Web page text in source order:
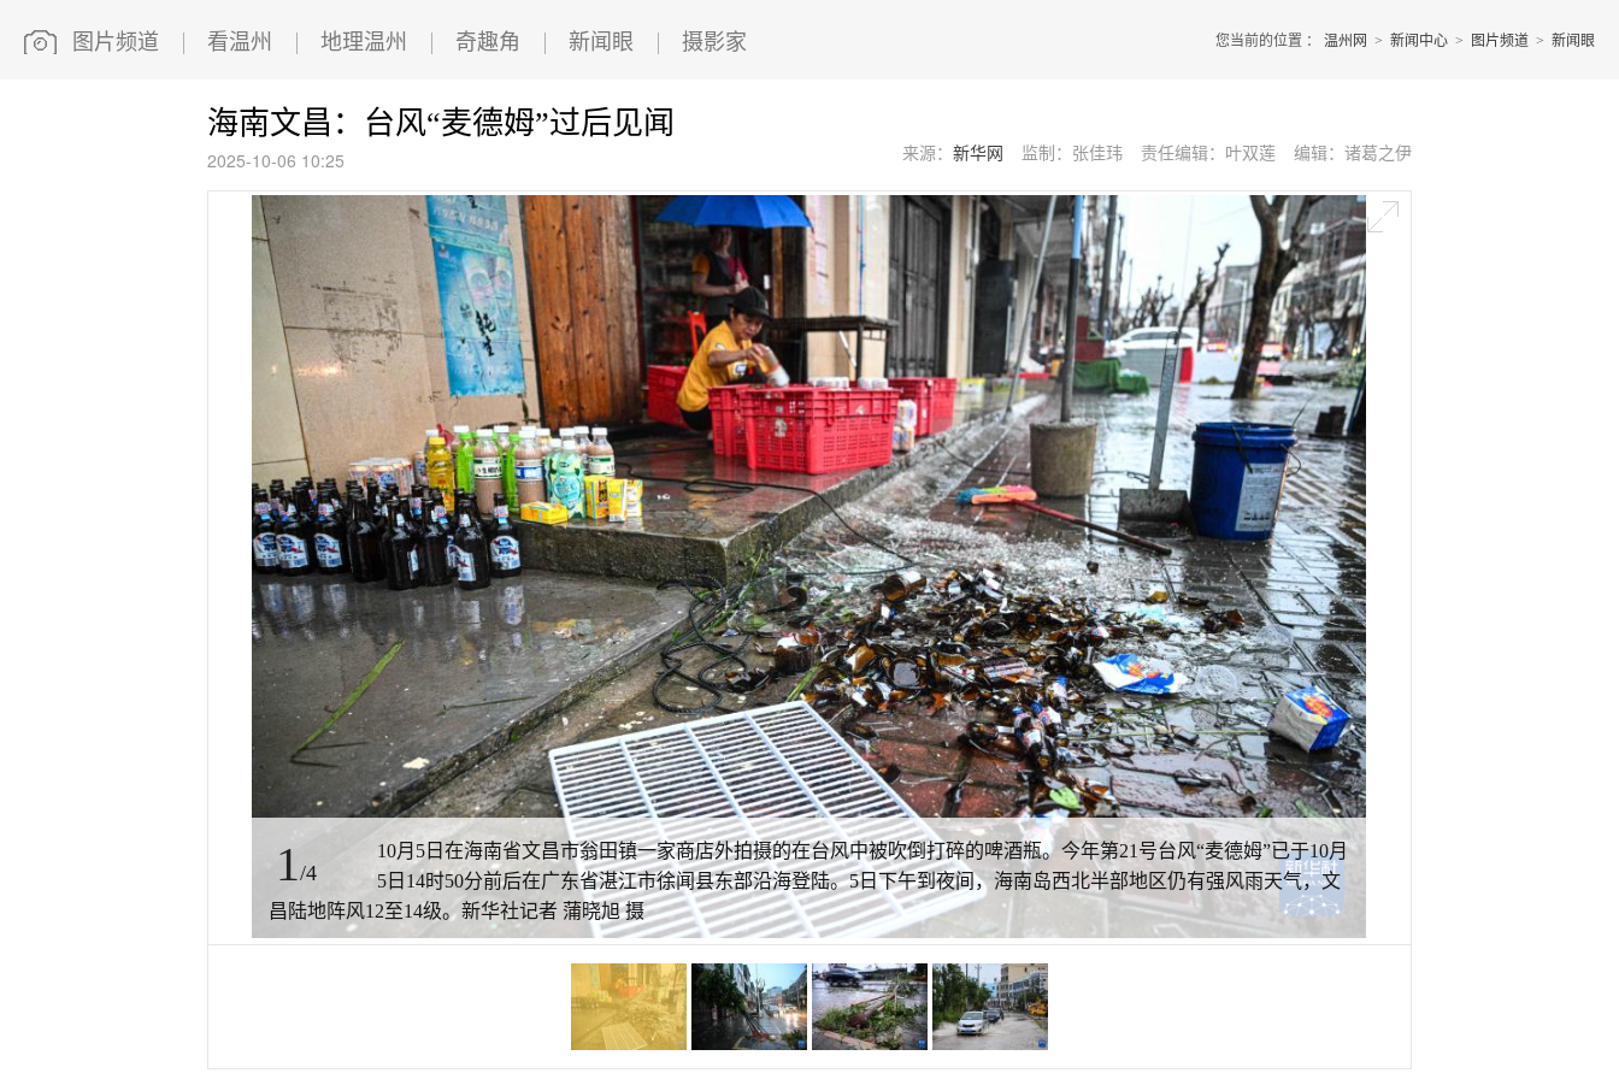
图片频道 看温州 地理温州 奇趣角 新闻眼 摄影家 您当前的位置 ： 温州网 > 新闻中心 > 图片频道 > 新闻眼
海南文昌：台风“麦德姆”过后见闻
2025-10-06 10:25 来源： 新华网 监制：张佳玮 责任编辑：叶双莲 编辑：诸葛之伊
1/4
10月5日在海南省文昌市翁田镇一家商店外拍摄的在台风中被吹倒打碎的啤酒瓶。今年第21号台风“麦德姆”已于10月
5日14时50分前后在广东省湛江市徐闻县东部沿海登陆。5日下午到夜间，海南岛西北半部地区仍有强风雨天气，文
昌陆地阵风12至14级。新华社记者 蒲晓旭 摄